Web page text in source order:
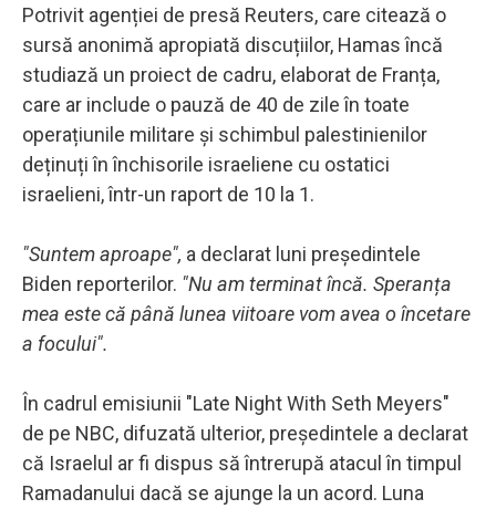
Potrivit agenției de presă Reuters, care citează o
sursă anonimă apropiată discuțiilor, Hamas încă
studiază un proiect de cadru, elaborat de Franța,
care ar include o pauză de 40 de zile în toate
operațiunile militare și schimbul palestinienilor
deținuți în închisorile israeliene cu ostatici
israelieni, într-un raport de 10 la 1.
"Suntem aproape", a declarat luni președintele
Biden reporterilor. "Nu am terminat încă. Speranța
mea este că până lunea viitoare vom avea o încetare
a focului".
În cadrul emisiunii "Late Night With Seth Meyers"
de pe NBC, difuzată ulterior, președintele a declarat
că Israelul ar fi dispus să întrerupă atacul în timpul
Ramadanului dacă se ajunge la un acord. Luna